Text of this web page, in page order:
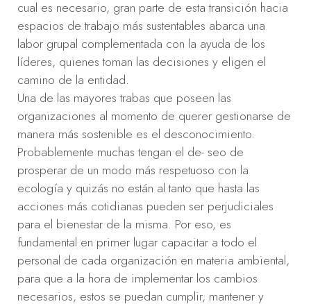
cual es necesario, gran parte de esta transición hacia
espacios de trabajo más sustentables abarca una
labor grupal complementada con la ayuda de los
líderes, quienes toman las decisiones y eligen el
camino de la entidad.
Una de las mayores trabas que poseen las
organizaciones al momento de querer gestionarse de
manera más sostenible es el desconocimiento.
Probablemente muchas tengan el de- seo de
prosperar de un modo más respetuoso con la
ecología y quizás no están al tanto que hasta las
acciones más cotidianas pueden ser perjudiciales
para el bienestar de la misma. Por eso, es
fundamental en primer lugar capacitar a todo el
personal de cada organización en materia ambiental,
para que a la hora de implementar los cambios
necesarios, estos se puedan cumplir, mantener y